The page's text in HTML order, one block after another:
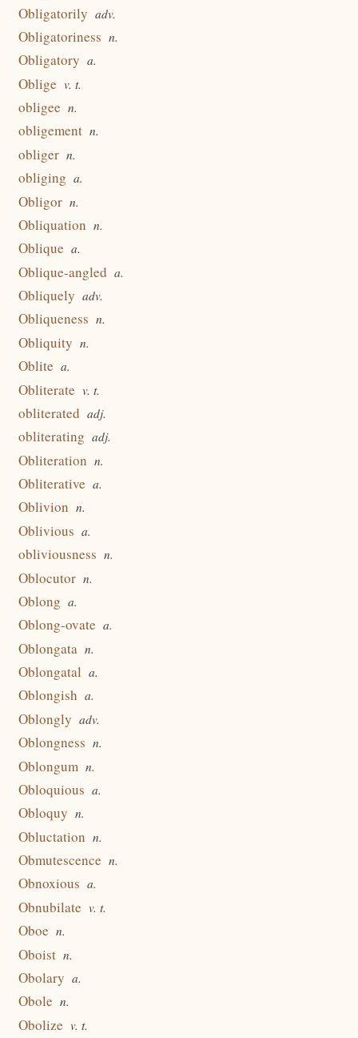
Obligatorily adv.
Obligatoriness n.
Obligatory a.
Oblige v. t.
obligee n.
obligement n.
obliger n.
obliging a.
Obligor n.
Obliquation n.
Oblique a.
Oblique-angled a.
Obliquely adv.
Obliqueness n.
Obliquity n.
Oblite a.
Obliterate v. t.
obliterated adj.
obliterating adj.
Obliteration n.
Obliterative a.
Oblivion n.
Oblivious a.
obliviousness n.
Oblocutor n.
Oblong a.
Oblong-ovate a.
Oblongata n.
Oblongatal a.
Oblongish a.
Oblongly adv.
Oblongness n.
Oblongum n.
Obloquious a.
Obloquy n.
Obluctation n.
Obmutescence n.
Obnoxious a.
Obnubilate v. t.
Oboe n.
Oboist n.
Obolary a.
Obole n.
Obolize v. t.